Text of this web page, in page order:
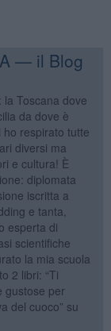
— il Blog
la Toscana dove
da dove è
respirato tutte
diversi ma
e cultura! È
diplomata
iscritta a
e tanta,
esperta di
scientifiche
la mia scuola
2 libri: “Ti
gustose per
del cuoco” su